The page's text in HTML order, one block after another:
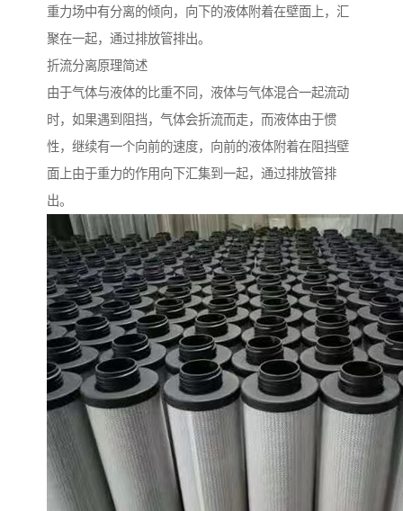
重力场中有分离的倾向，向下的液体附着在壁面上，汇
聚在一起，通过排放管排出。
折流分离原理简述
由于气体与液体的比重不同，液体与气体混合一起流动
时，如果遇到阻挡，气体会折流而走，而液体由于惯
性，继续有一个向前的速度，向前的液体附着在阻挡壁
面上由于重力的作用向下汇集到一起，通过排放管排
出。